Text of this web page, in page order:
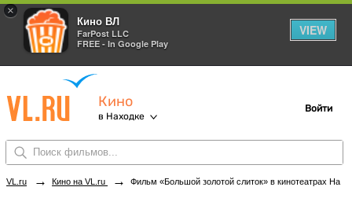
×
Кино ВЛ
FarPost LLC
FREE - In Google Play
VIEW
Кино
в Находке
Войти
VL.ru → Кино на VL.ru → Фильм «Большой золотой слиток» в кинотеатрах Находки. Купить билеты!